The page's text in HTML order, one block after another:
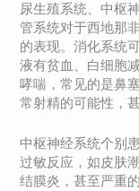
尿生殖系统、中枢
管系统对于西地那
的表现。消化系统
液有贫血、白细胞
哮喘，常见的是鼻
常射精的可能性，
中枢神经系统个别
过敏反应，如皮肤
结膜炎，甚至严重